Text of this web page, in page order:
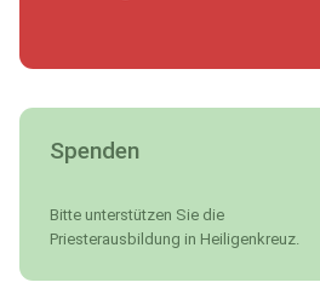
Spenden
Bitte unterstützen Sie die
Priesterausbildung in Heiligenkreuz.